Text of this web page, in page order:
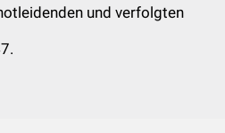
und verfolgten